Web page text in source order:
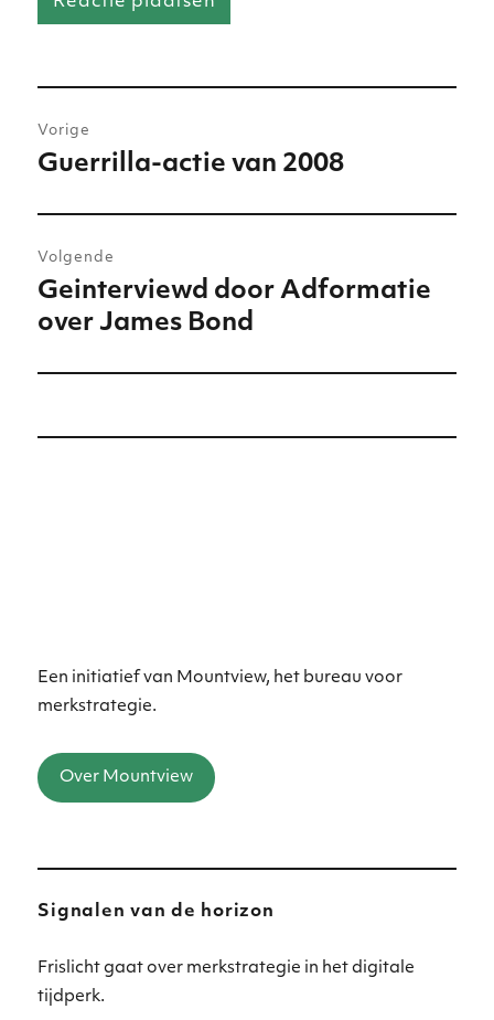
navigatie
Vorige
Vorig
Guerrilla-actie van 2008
Volgende
Volgend
bericht:
Geinterviewd door Adformatie
over James Bond
Een initiatief van Mountview, het bureau voor
merkstrategie.
Over Mountview
Signalen van de horizon
Frislicht gaat over merkstrategie in het digitale
tijdperk.